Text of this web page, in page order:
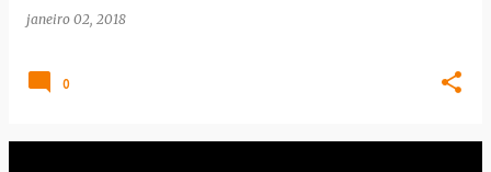
janeiro 02, 2018
0